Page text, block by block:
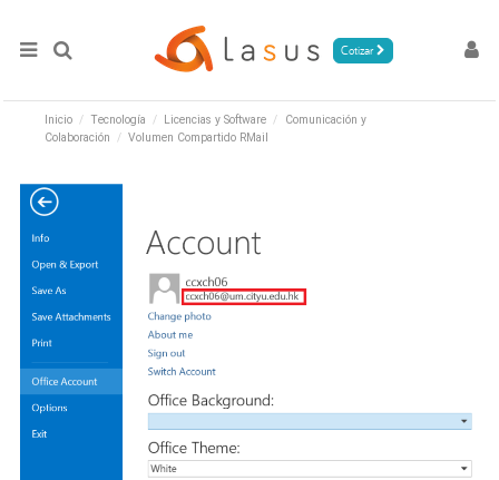
Cotizar
Inicio Tecnología Licencias y Software
Comunicación y
Colaboración
Volumen Compartido RMail